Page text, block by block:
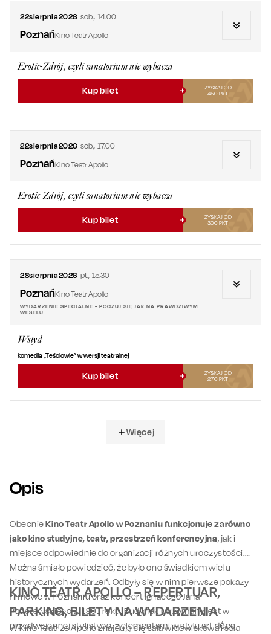
22sierpnia2026 sob., 14.00
PoznańKino Teatr Apollo
Erotic-Zdrój, czyli sanatorium nie wybacza
Kup bilet
ZYSKAJ OD
450 PKT
22sierpnia2026 sob., 17.00
PoznańKino Teatr Apollo
Erotic-Zdrój, czyli sanatorium nie wybacza
Kup bilet
ZYSKAJ OD
300 PKT
28sierpnia2026 pt., 15.30
PoznańKino Teatr Apollo
WYDARZENIE SPECJALNE - POCZUJ SIĘ JAK NA PRAWDZIWYM
WESELU
Wstyd
komedia „Teściowie” w wersji teatralnej
Kup bilet
ZYSKAJ OD
270 PKT
Więcej
Opis
ObecnieKino Teatr Apollo w Poznaniu funkcjonuje zarówno
jako kino studyjne, teatr, przestrzeń konferencyjna, jak i
miejsce odpowiednie do organizacji różnych uroczystości.
Można śmiało powiedzieć, że było ono świadkiem wielu
historycznych wydarzeń. Odbyły się w nim pierwsze pokazy
filmowe w Poznaniu oraz koncert Ignacego Jana
Paderewskiego w 1901 roku. Budynek utrzymany jest w
przedwojennej stylistyce, z elementami w stylu art déco,
KINO TEATR APOLLO – REPERTUAR,
PARKING, BILETY NA WYDARZENIA
W Kino Teatrze Apollo znajdują się sala widowiskowa i sala